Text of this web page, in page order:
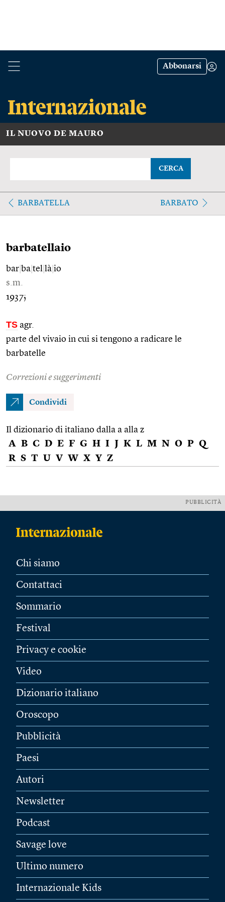
Abbonarsi
IL NUOVO DE MAURO
CERCA
BARBATELLA BARBATO
barbatellaio
bar ba tel là io
s.m.
1937;
TS agr.
parte del vivaio in cui si tengono a radicare le
barbatelle
Correzioni e suggerimenti
Condividi
Il dizionario di italiano dalla a alla z
A B C D E F G H I J K L M N O P Q
R S T U V W X Y Z
PUBBLICITÀ
Chi siamo
Contattaci
Sommario
Festival
Privacy e cookie
Video
Dizionario italiano
Oroscopo
Pubblicità
Paesi
Autori
Newsletter
Podcast
Savage love
Ultimo numero
Internazionale Kids